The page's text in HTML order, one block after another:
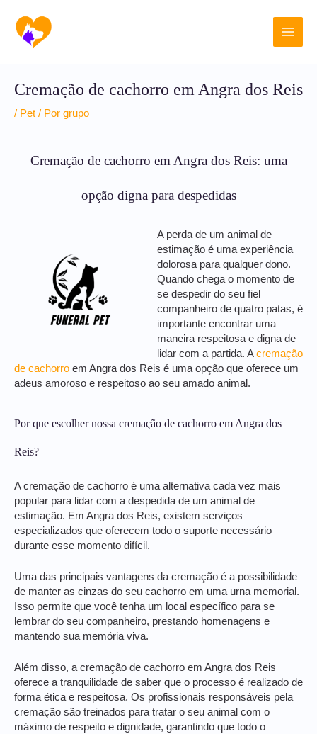
para
conteúdo
Main
Cremação de cachorro em Angra dos Reis
/ Pet / Por grupo
Cremação de cachorro em Angra dos Reis: uma
opção digna para despedidas
A perda de um animal de
estimação é uma experiência
dolorosa para qualquer dono.
Quando chega o momento de
se despedir do seu fiel
companheiro de quatro patas, é
importante encontrar uma
maneira respeitosa e digna de
lidar com a partida. Acremação
de cachorro em Angra dos Reis é uma opção que oferece um
adeus amoroso e respeitoso ao seu amado animal.
Por que escolher nossa cremação de cachorro em Angra dos
Reis?
A cremação de cachorro é uma alternativa cada vez mais
popular para lidar com a despedida de um animal de
estimação. Em Angra dos Reis, existem serviços
especializados que oferecem todo o suporte necessário
durante esse momento difícil.
Uma das principais vantagens da cremação é a possibilidade
de manter as cinzas do seu cachorro em uma urna memorial.
Isso permite que você tenha um local específico para se
lembrar do seu companheiro, prestando homenagens e
mantendo sua memória viva.
Além disso, a cremação de cachorro em Angra dos Reis
oferece a tranquilidade de saber que o processo é realizado de
forma ética e respeitosa. Os profissionais responsáveis pela
cremação são treinados para tratar o seu animal com o
máximo de respeito e dignidade, garantindo que todo o